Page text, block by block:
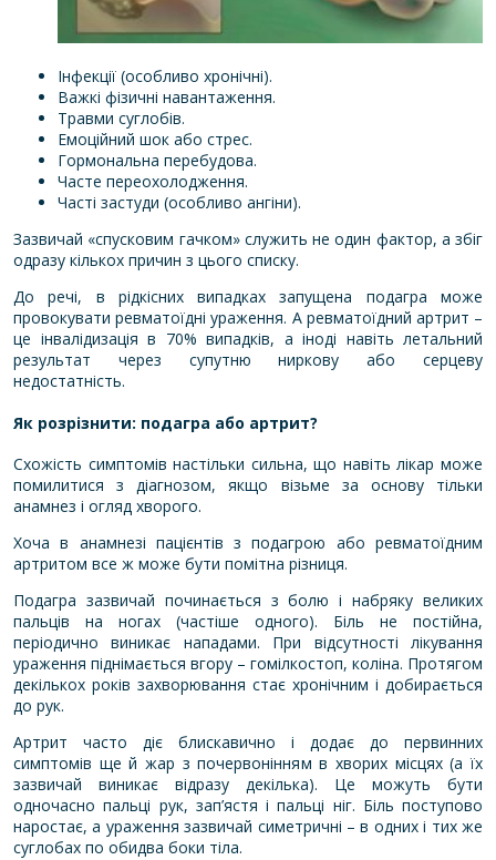
Інфекції (особливо хронічні).
Важкі фізичні навантаження.
Травми суглобів.
Емоційний шок або стрес.
Гормональна перебудова.
Часте переохолодження.
Часті застуди (особливо ангіни).
Зазвичай «спусковим гачком» служить не один фактор, а збіг
одразу кількох причин з цього списку.
До речі, в рідкісних випадках запущена подагра може
провокувати ревматоїдні ураження. А ревматоїдний артрит –
це інвалідизація в 70% випадків, а іноді навіть летальний
результат через супутню ниркову або серцеву
недостатність.
Як розрізнити: подагра або артрит?
Схожість симптомів настільки сильна, що навіть лікар може
помилитися з діагнозом, якщо візьме за основу тільки
анамнез і огляд хворого.
Хоча в анамнезі пацієнтів з подагрою або ревматоїдним
артритом все ж може бути помітна різниця.
Подагра зазвичай починається з болю і набряку великих
пальців на ногах (частіше одного). Біль не постійна,
періодично виникає нападами. При відсутності лікування
ураження піднімається вгору – гомілкостоп, коліна. Протягом
декількох років захворювання стає хронічним і добирається
до рук.
Артрит часто діє блискавично і додає до первинних
симптомів ще й жар з почервонінням в хворих місцях (а їх
зазвичай виникає відразу декілька). Це можуть бути
одночасно пальці рук, зап’ястя і пальці ніг. Біль поступово
наростає, а ураження зазвичай симетричні – в одних і тих же
суглобах по обидва боки тіла.